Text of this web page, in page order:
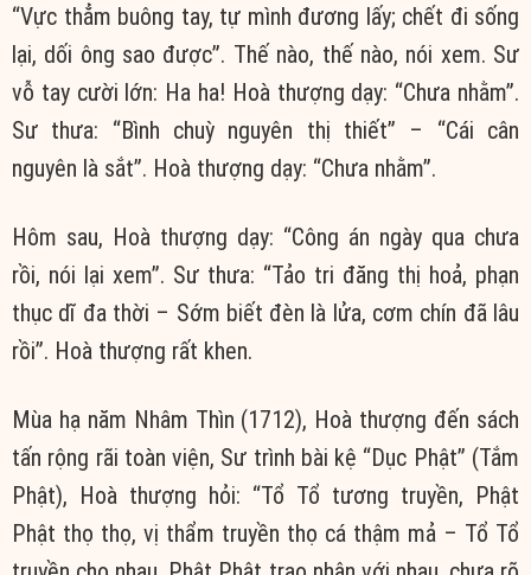
“Vực thẳm buông tay, tự mình đương lấy; chết đi sống
lại, dối ông sao được”. Thế nào, thế nào, nói xem. Sư
vỗ tay cười lớn: Ha ha! Hoà thượng dạy: “Chưa nhằm”.
Sư thưa: “Bình chuỳ nguyên thị thiết” – “Cái cân
nguyên là sắt”. Hoà thượng dạy: “Chưa nhằm”.
Hôm sau, Hoà thượng dạy: “Công án ngày qua chưa
rồi, nói lại xem”. Sư thưa: “Tảo tri đăng thị hoả, phạn
thục dĩ đa thời – Sớm biết đèn là lửa, cơm chín đã lâu
rồi”. Hoà thượng rất khen.
Mùa hạ năm Nhâm Thìn (1712), Hoà thượng đến sách
tấn rộng rãi toàn viện, Sư trình bài kệ “Dục Phật” (Tắm
Phật), Hoà thượng hỏi: “Tổ Tổ tương truyền, Phật
Phật thọ thọ, vị thẩm truyền thọ cá thậm mả – Tổ Tổ